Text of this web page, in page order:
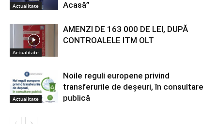
Actualitate
Acasă”
Actualitate
AMENZI DE 163 000 DE LEI, DUPĂ
CONTROALELE ITM OLT
Actualitate
Noile reguli europene privind
transferurile de deșeuri, în consultare
publică